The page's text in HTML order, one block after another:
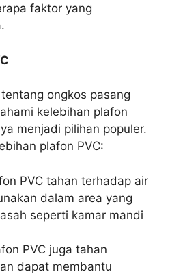
faktor yang
ongkos pasang
kelebihan plafon
menjadi pilihan populer.
plafon PVC:
PVC tahan terhadap air
dalam area yang
seperti kamar mandi
PVC juga tahan
dapat membantu